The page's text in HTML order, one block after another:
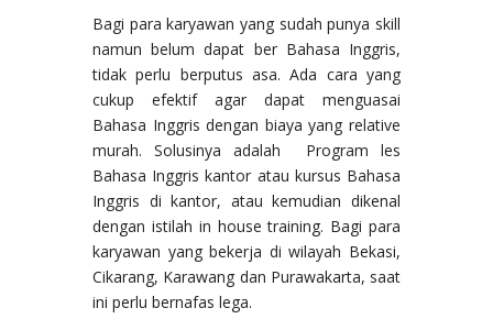
Bagi para karyawan yang sudah punya skill
namun belum dapat ber Bahasa Inggris,
tidak perlu berputus asa. Ada cara yang
cukup efektif agar dapat menguasai
Bahasa Inggris dengan biaya yang relative
murah. Solusinya adalah Program les
Bahasa Inggris kantor atau kursus Bahasa
Inggris di kantor, atau kemudian dikenal
dengan istilah in house training. Bagi para
karyawan yang bekerja di wilayah Bekasi,
Cikarang, Karawang dan Purawakarta, saat
ini perlu bernafas lega.